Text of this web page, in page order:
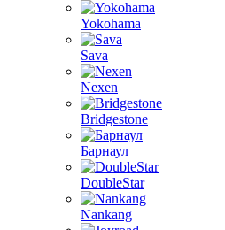
Yokohama
Sava
Nexen
Bridgestone
Барнаул
DoubleStar
Nankang